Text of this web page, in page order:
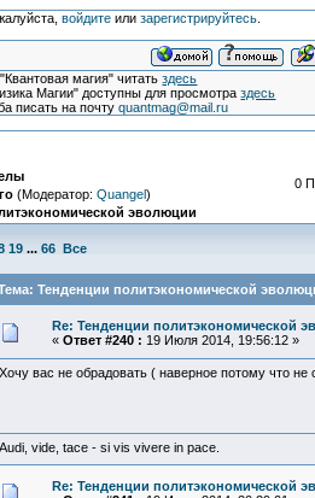
войдитеили зарегистрируйтесь.
магия" читатьздесь
Магии" доступны для просмотраздесь
писать на почтуquantmag@mail.ru
(Модератор: Quangel)
эволюции
0
19 ... 66 Все
Тенденции политэкономической
Re: Тенденции политэкономической
« Ответ #240 : 19 Июля 2014, 19:56:12 »
Хочу вас не обрадовать ( наверное потому что
Audi, vide, tace - si vis vivere in pace.
Re: Тенденции политэкономической